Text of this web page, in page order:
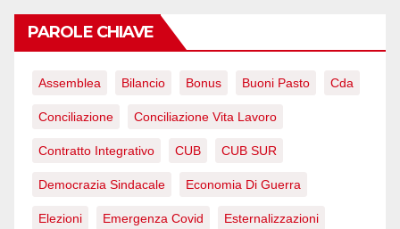
PAROLE CHIAVE
Assemblea Bilancio Bonus Buoni Pasto Cda
Conciliazione Conciliazione Vita Lavoro
Contratto Integrativo CUB CUB SUR
Democrazia Sindacale Economia Di Guerra
Elezioni Emergenza Covid Esternalizzazioni